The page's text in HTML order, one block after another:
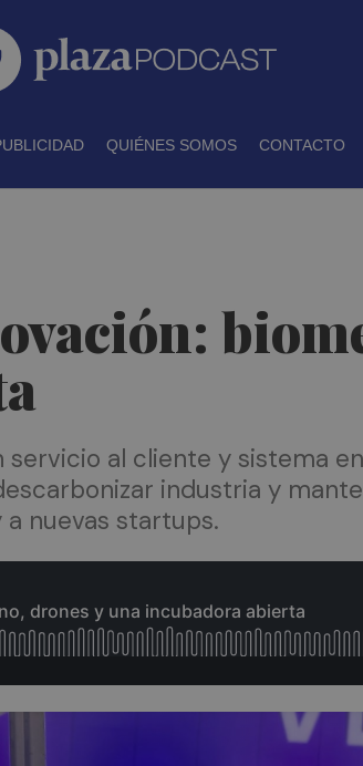
QUIÉNES SOMOS CONTACTO
servicio al cliente y sistema
industria y
nuevas startups.